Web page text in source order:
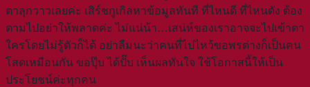
ตาลุกวาวเลยค่ะ เสิร์ชกูเกิลหาข้อมูลทันที ที่ไหนดี ที่ไหนดัง ต้อง
ตามไปอย่าให้พลาดค่ะ ไม่แน่น้า…เสน่ห์ของเราอาจจะไปเข้าตา
ใครโดยไม่รู้ตัวก็ได้ อย่าลืมนะว่าคนที่ไปไหว้ขอพรต่างก็เป็นคน
โสดเหมือนกัน ขอปุ๊บ ได้ปั๊บ เห็นผลทันใจ ใช้โอกาสนี้ให้เป็น
ประโยชน์ค่ะทุกคน